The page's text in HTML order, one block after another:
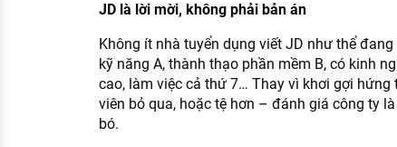
TUYỂN DỤNG VIỆC LÀMJD là lời mời, không phải bản án
Không ít nhà tuyển dụng viết JD như thể
kỹ năng A, thành thạo phần mềm B, có kinh
cao, làm việc cả thứ 7… Thay vì khơi gợi hứng
viên bỏ qua, hoặc tệ hơn – đánh giá công ty
bó.